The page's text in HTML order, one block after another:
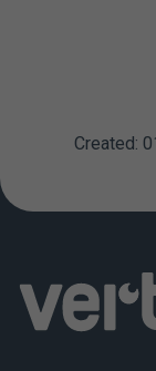
есть.
соблюдения
рекомендуем
Created: